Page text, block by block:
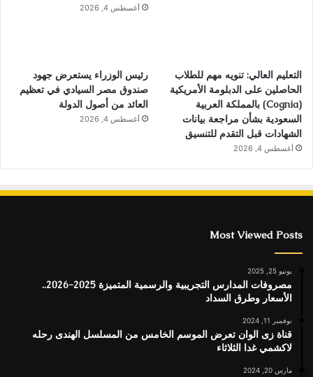
أغسطس 4, 2026
التعليم العالي: تنويه مهم للطلاب
الحاصلين على الدبلومة الأمريكية
(Cognia) بالمملكة العربية
السعودية بشأن مراجعة بيانات
الشهادات قبل التقدم للتنسيق
أغسطس 4, 2026
رئيس الوزراء يستعرض جهود
صندوق مصر السيادي في تعظيم
العائد من أصول الدولة
أغسطس 4, 2026
Most Viewed Posts
يونيو 25, 2025
مصروفات المدارس التجريبية والرسمية المتميزة 2025-2026..
الأسعار وطرق السداد
نوفمبر 11, 2024
قناة زى الوان تعرض الموسم الخامس من المسلسل الهندى رحله
لاكشمي غدا الثلاثاء
مارس 20, 2024